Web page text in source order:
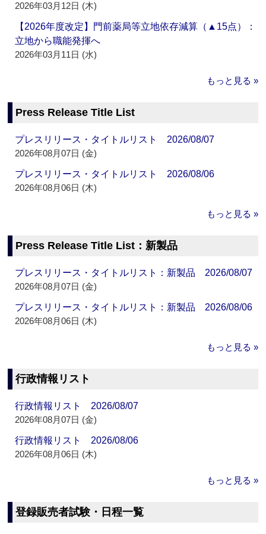
2026年03月12日 (木)
【2026年度改定】門前薬局等立地依存減算（▲15点）：
立地から職能発揮へ
2026年03月11日 (水)
もっと見る »
Press Release Title List
プレスリリース・タイトルリスト 2026/08/07
2026年08月07日 (金)
プレスリリース・タイトルリスト 2026/08/06
2026年08月06日 (木)
もっと見る »
Press Release Title List：新製品
プレスリリース・タイトルリスト：新製品 2026/08/07
2026年08月07日 (金)
プレスリリース・タイトルリスト：新製品 2026/08/06
2026年08月06日 (木)
もっと見る »
行政情報リスト
行政情報リスト 2026/08/07
2026年08月07日 (金)
行政情報リスト 2026/08/06
2026年08月06日 (木)
もっと見る »
登録販売者試験・日程一覧